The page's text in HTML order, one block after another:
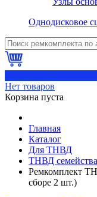
Однодисковое
Нет товаров
Корзина пуста
Главная
Каталог
Для ТНВД
ТНВД
Ремкомплект
сборе 2 шт.)